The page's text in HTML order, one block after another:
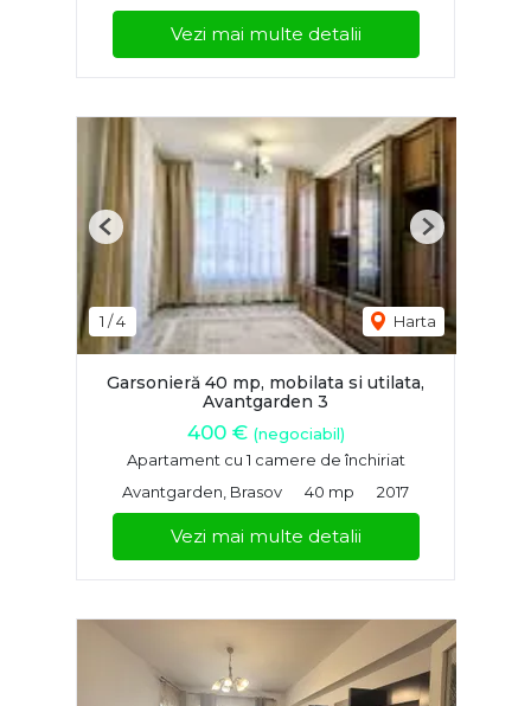
Vezi mai multe detalii
1 /4 Harta
Previous Next
Garsonieră 40 mp, mobilata si utilata,
Avantgarden 3
400 € (negociabil)
Apartament cu 1 camere de închiriat
Avantgarden, Brasov
40 mp 2017
Vezi mai multe detalii